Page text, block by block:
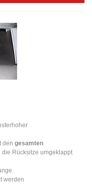
den gesamten
die Rücksitze umgeklappt
werden